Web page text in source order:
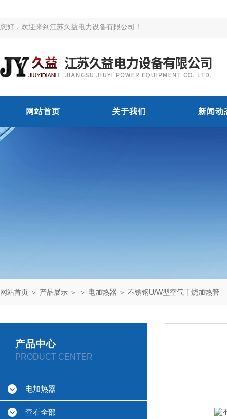
您好，欢迎来到江苏久益电力设备有限公司！
网站首页 关于我们 新闻动
网站首页 ＞ 产品展示 ＞ ＞ 电加热器 ＞ 不锈钢U/W型空气干烧加热管
产品中心
PRODUCT CENTER
电加热器
查看全部